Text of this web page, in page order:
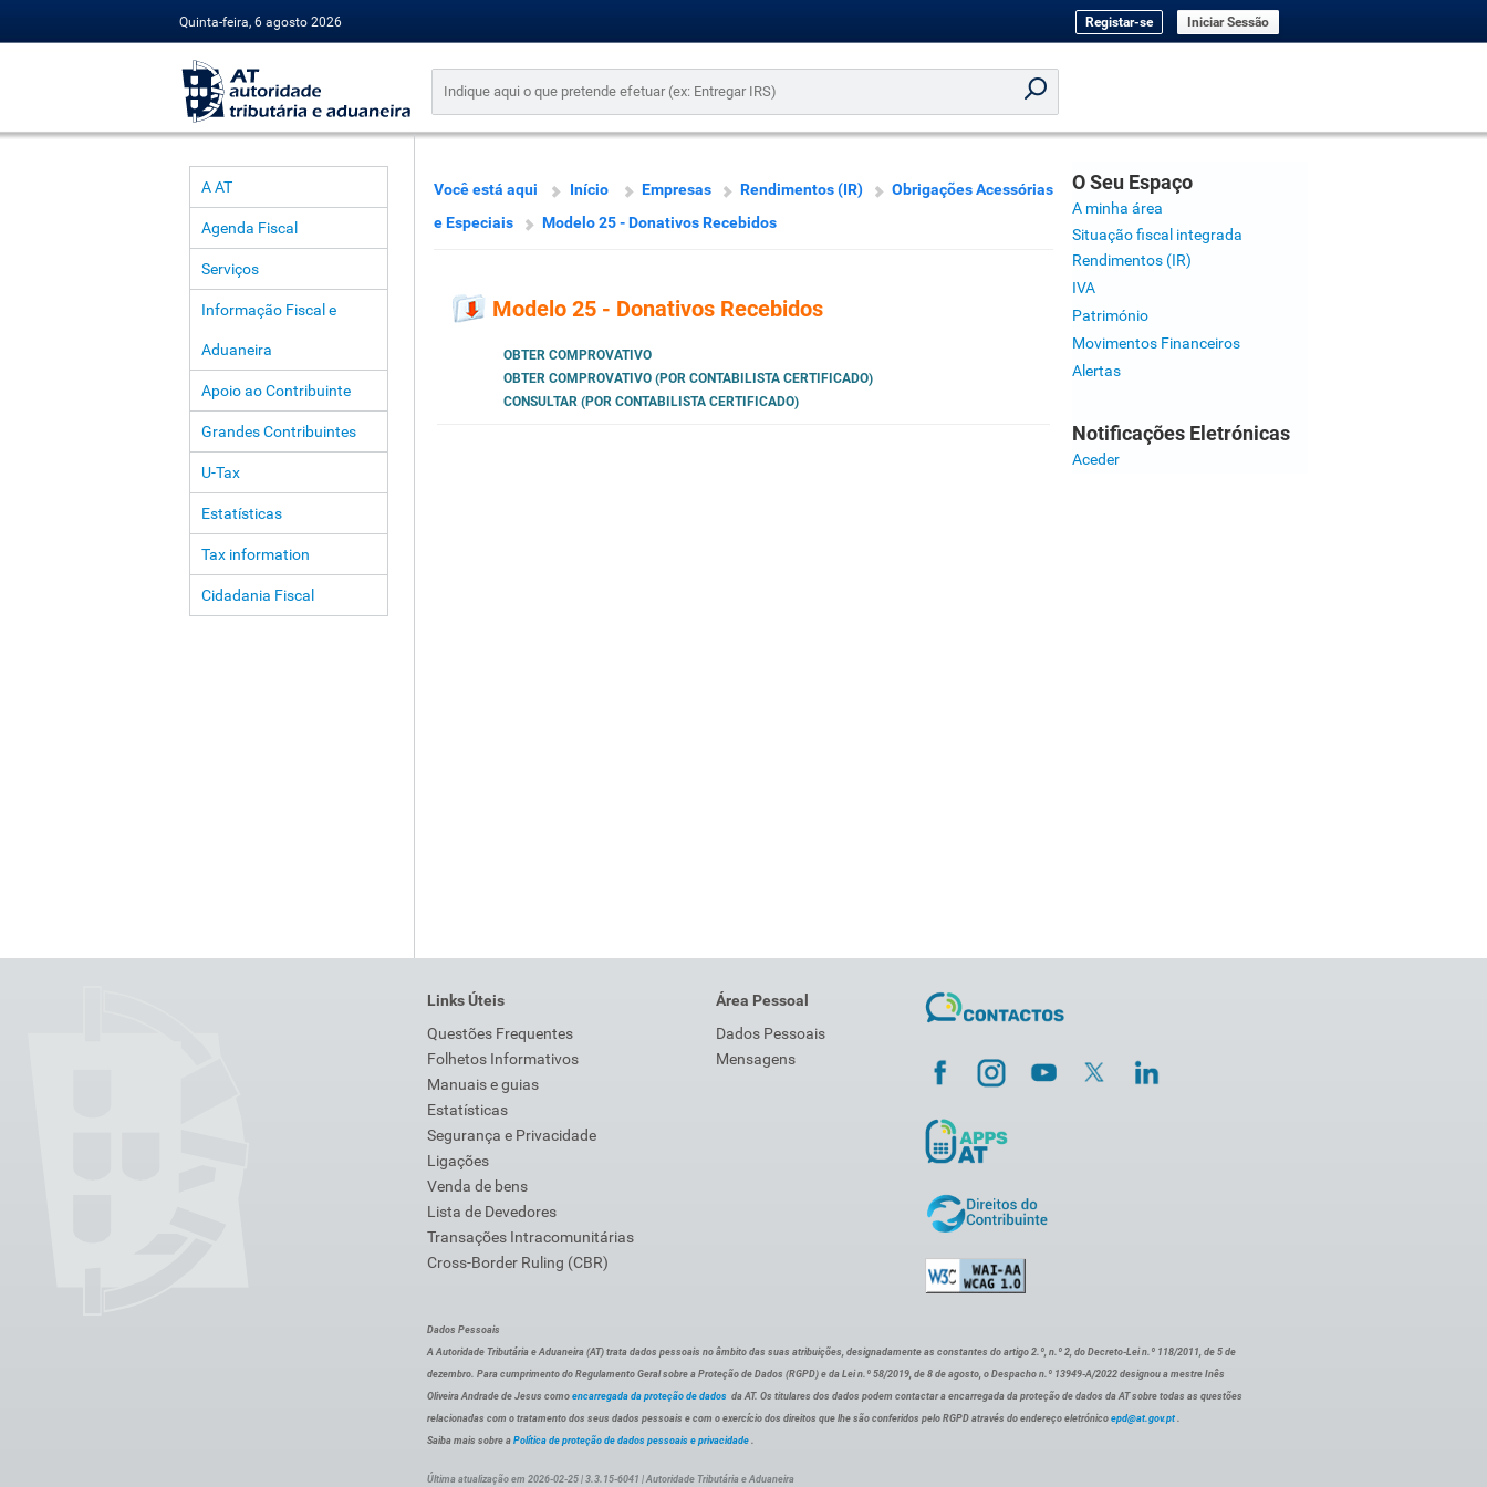
Quinta-feira, 6 agosto 2026 Registar-se Iniciar Sessão
A AT
Agenda Fiscal
Serviços
Informação Fiscal e
Aduaneira
Apoio ao Contribuinte
Grandes Contribuintes
U-Tax
Estatísticas
Tax information
Cidadania Fiscal
Você está aqui Início Empresas Rendimentos (IR)
Obrigações Acessórias
e Especiais
Modelo 25 - Donativos Recebidos
Modelo 25 - Donativos Recebidos
OBTER COMPROVATIVO
OBTER COMPROVATIVO (POR CONTABILISTA CERTIFICADO)
CONSULTAR (POR CONTABILISTA CERTIFICADO)
O Seu Espaço
A minha área
Situação fiscal integrada
Rendimentos (IR)
IVA
Património
Movimentos Financeiros
Alertas
Notificações Eletrónicas
Aceder
Links Úteis
Questões Frequentes
Folhetos Informativos
Manuais e guias
Estatísticas
Segurança e Privacidade
Ligações
Venda de bens
Lista de Devedores
Transações Intracomunitárias
Cross-Border Ruling (CBR)
Área Pessoal
Dados Pessoais
Mensagens
Dados Pessoais
A Autoridade Tributária e Aduaneira (AT) trata dados pessoais no âmbito das suas atribuições, designadamente as constantes do artigo 2.º, n.º 2, do Decreto-Lei n.º 118/2011, de 5 de
dezembro. Para cumprimento do Regulamento Geral sobre a Proteção de Dados (RGPD) e da Lei n.º 58/2019, de 8 de agosto, o Despacho n.º 13949-A/2022 designou a mestre Inês
Oliveira Andrade de Jesus como encarregada da proteção de dados da AT. Os titulares dos dados podem contactar a encarregada da proteção de dados da AT sobre todas as questões
relacionadas com o tratamento dos seus dados pessoais e com o exercício dos direitos que lhe são conferidos pelo RGPD através do endereço eletrónico epd@at.gov.pt .
Saiba mais sobre a Política de proteção de dados pessoais e privacidade .
Última atualização em 2026-02-25 | 3.3.15-6041 | Autoridade Tributária e Aduaneira